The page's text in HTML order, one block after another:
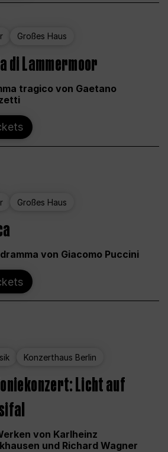
Großes Haus
di Lammermoor
tragico von Gaetano
Großes Haus
von Giacomo Puccini
Konzerthaus Berlin
Licht auf
von Karlheinz
und Richard Wagner